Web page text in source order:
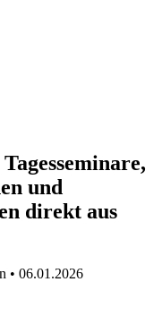
und
direkt aus
• 06.01.2026